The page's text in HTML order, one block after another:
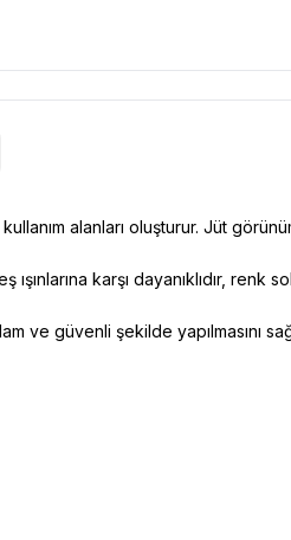
alanları oluşturur. Jüt
karşı dayanıklıdır, renk
ve güvenli şekilde yapılmasını